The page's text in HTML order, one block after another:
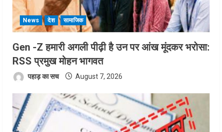
News देश सामाजिक
Gen -Z हमारी अगली पीढ़ी है उन पर आंख मूंदकर भरोसा:
RSS प्रमुख मोहन भागवत
पहाड़ का सच August 7, 2026